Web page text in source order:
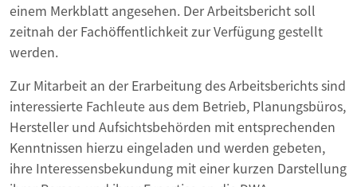
einem Merkblatt angesehen. Der Arbeitsbericht soll
zeitnah der Fachöffentlichkeit zur Verfügung gestellt
werden.
Zur Mitarbeit an der Erarbeitung des Arbeitsberichts sind
interessierte Fachleute aus dem Betrieb, Planungsbüros,
Hersteller und Aufsichtsbehörden mit entsprechenden
Kenntnissen hierzu eingeladen und werden gebeten,
ihre Interessensbekundung mit einer kurzen Darstellung